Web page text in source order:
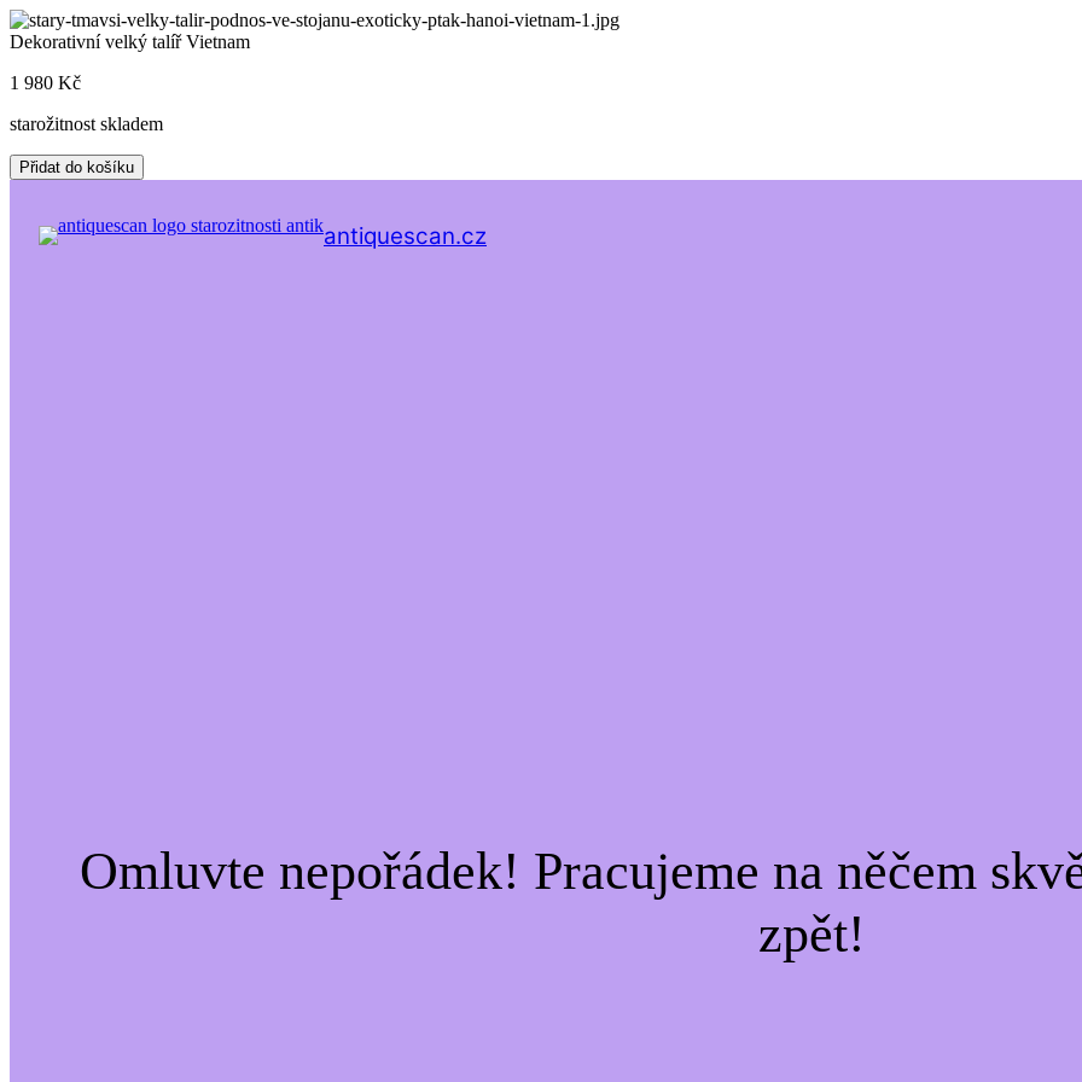
Skip
to
Dekorativní velký talíř Vietnam
1 980 Kč
starožitnost skladem
Dekorativní
velký
Vietnam
množství
Přidat do košíku
antiquescan.cz
Omluvte nepořádek! Pracujeme na něčem
zpět!